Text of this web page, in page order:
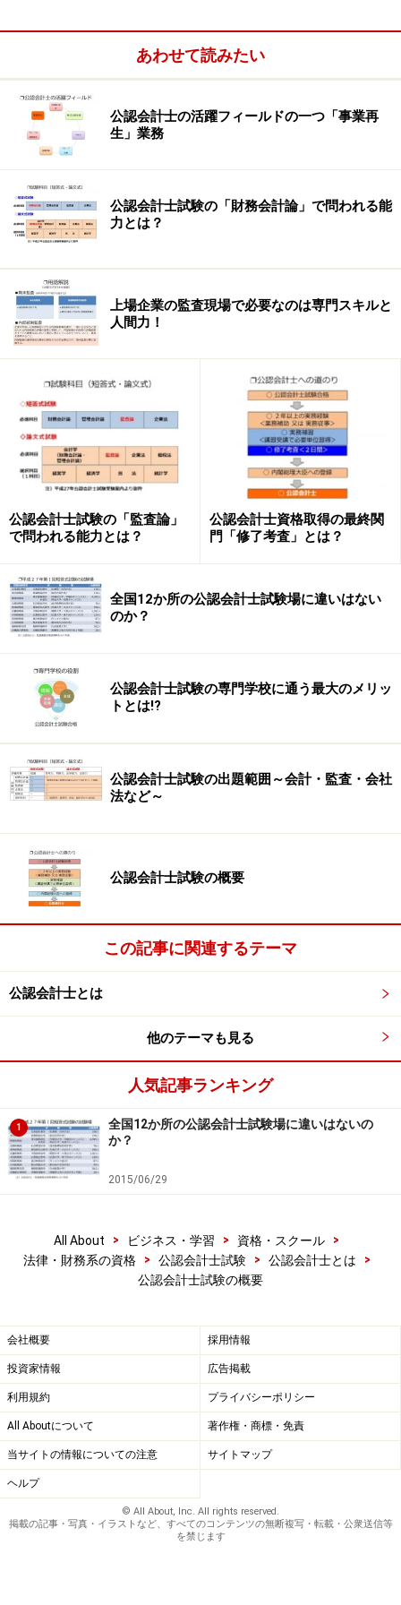
次のページでは、近年の合格基準と出題範囲について解
説します。
※記事内容は執筆時点のものです。最新の内容をご確認くださ
い。
1/3 次のページへ
あわせて読みたい
公認会計士の活躍フィールドの一つ「事業再
生」業務
公認会計士試験の「財務会計論」で問われる能
力とは？
上場企業の監査現場で必要なのは専門スキルと
人間力！
公認会計士試験の「監査論」
で問われる能力とは？
公認会計士資格取得の最終関
門「修了考査」とは？
全国12か所の公認会計士試験場に違いはない
のか？
公認会計士試験の専門学校に通う最大のメリッ
トとは!?
公認会計士試験の出題範囲～会計・監査・会社
法など～
公認会計士試験の概要
この記事に関連するテーマ
公認会計士とは
他のテーマも見る
人気記事ランキング
1
全国12か所の公認会計士試験場に違いはないの
か？
2015/06/29
All About > ビジネス・学習 > 資格・スクール
>
法律・財務系の資格
> 公認会計士試験 > 公認会計士とは
>
公認会計士試験の概要
会社概要 採用情報
投資家情報 広告掲載
利用規約 プライバシーポリシー
All Aboutについて 著作権・商標・免責
当サイトの情報についての注意 サイトマップ
ヘルプ
© All About, Inc. All rights reserved.
掲載の記事・写真・イラストなど、すべてのコンテンツの無断複写・転載・公衆送信等
を禁じます